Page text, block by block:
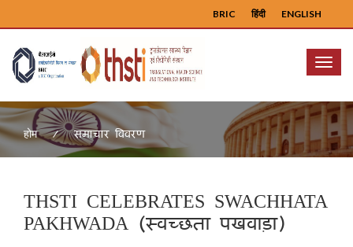
ENGLISH
हिंदी
BRIC
Menu
होम समाचार विवरण
THSTI CELEBRATES SWACHHATA
PAKHWADA (स्वच्छता पखवाड़ा)